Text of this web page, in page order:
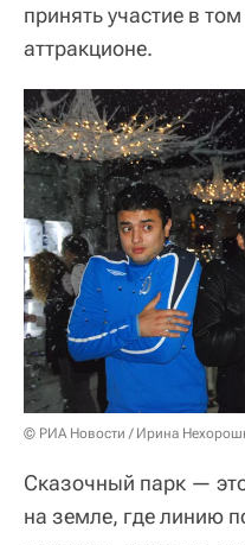
принять участие в
аттракционе.
© РИА Новости / Ирина
Сказочный парк —
на земле, где линию